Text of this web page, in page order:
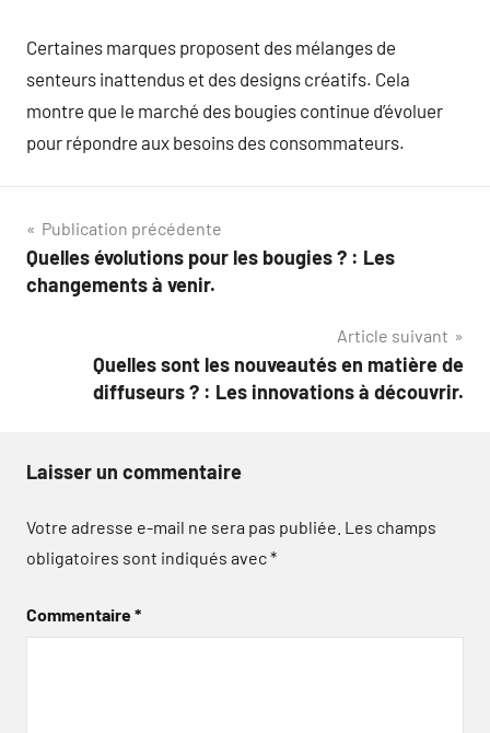
Certaines marques proposent des mélanges de
senteurs inattendus et des designs créatifs. Cela
montre que le marché des bougies continue d’évoluer
pour répondre aux besoins des consommateurs.
Navigation
de
Publication précédente
Quelles évolutions pour les bougies ? : Les
changements à venir.
Article suivant
Quelles sont les nouveautés en matière de
diffuseurs ? : Les innovations à découvrir.
Laisser un commentaire
Votre adresse e-mail ne sera pas publiée. Les champs
obligatoires sont indiqués avec*
Commentaire*